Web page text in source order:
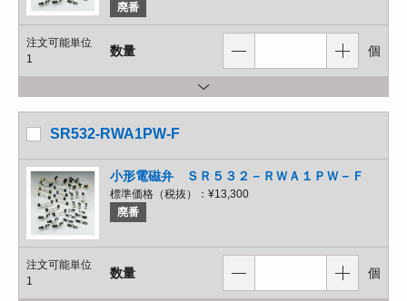
廃番
注文可能単位
1
数量 個
SR532-RWA1PW-F
小形電磁弁 ＳＲ５３２－ＲＷＡ１ＰＷ－Ｆ
標準価格（税抜）： ¥13,300
廃番
注文可能単位
1
数量 個